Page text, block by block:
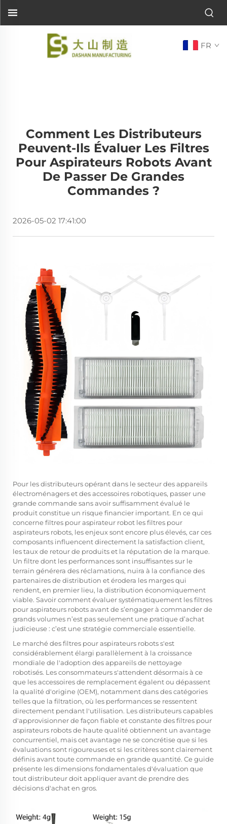
FR
Comment Les Distributeurs
Peuvent-Ils Évaluer Les Filtres
Pour Aspirateurs Robots Avant
De Passer De Grandes
Commandes ?
2026-05-02 17:41:00
Pour les distributeurs opérant dans le secteur des appareils
électroménagers et des accessoires robotiques, passer une
grande commande sans avoir suffisamment évalué le
produit constitue un risque financier important. En ce qui
concernefiltres pour aspirateur robot les filtres pour
aspirateurs robots, les enjeux sont encore plus élevés, car ces
composants influencent directement la satisfaction client,
les taux de retour de produits et la réputation de la marque.
Un filtre dont les performances sont insuffisantes sur le
terrain générera des réclamations, nuira à la confiance des
partenaires de distribution et érodera les marges qui
rendent, en premier lieu, la distribution économiquement
viable. Savoir comment évaluer systématiquement les filtres
pour aspirateurs robots avant de s’engager à commander de
grands volumes n’est pas seulement une pratique d’achat
judicieuse : c’est une stratégie commerciale essentielle.
Le marché des filtres pour aspirateurs robots s'est
considérablement élargi parallèlement à la croissance
mondiale de l'adoption des appareils de nettoyage
robotisés. Les consommateurs s'attendent désormais à ce
que les accessoires de remplacement égalent ou dépassent
la qualité d'origine (OEM), notamment dans des catégories
telles que la filtration, où les performances se ressentent
directement pendant l'utilisation. Les distributeurs capables
d'approvisionner de façon fiable et constante des filtres pour
aspirateurs robots de haute qualité obtiennent un avantage
concurrentiel, mais cet avantage ne se concrétise que si les
évaluations sont rigoureuses et si les critères sont clairement
définis avant toute commande en grande quantité. Ce guide
présente les dimensions fondamentales d'évaluation que
tout distributeur doit appliquer avant de prendre des
décisions d'achat en gros.